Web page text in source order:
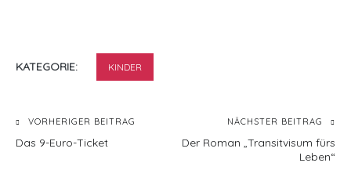
KATEGORIE: KINDER
Beitragsnavigation
VORHERIGER BEITRAG
Das 9-Euro-Ticket
NÄCHSTER BEITRAG
Der Roman „Transitvisum fürs
Leben“